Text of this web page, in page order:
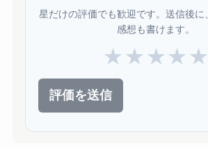
星だけの評価でも歓迎です。送信後に
感想も書けます。
★
★
★
★
★
評価を送信